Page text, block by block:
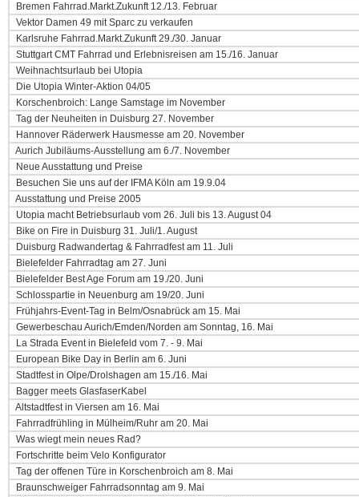
Bremen Fahrrad.Markt.Zukunft 12./13. Februar
Vektor Damen 49 mit Sparc zu verkaufen
Karlsruhe Fahrrad.Markt.Zukunft 29./30. Januar
Stuttgart CMT Fahrrad und Erlebnisreisen am 15./16. Januar
Weihnachtsurlaub bei Utopia
Die Utopia Winter-Aktion 04/05
Korschenbroich: Lange Samstage im November
Tag der Neuheiten in Duisburg 27. November
Hannover Räderwerk Hausmesse am 20. November
Aurich Jubiläums-Ausstellung am 6./7. November
Neue Ausstattung und Preise
Besuchen Sie uns auf der IFMA Köln am 19.9.04
Ausstattung und Preise 2005
Utopia macht Betriebsurlaub vom 26. Juli bis 13. August 04
Bike on Fire in Duisburg 31. Juli/1. August
Duisburg Radwandertag & Fahrradfest am 11. Juli
Bielefelder Fahrradtag am 27. Juni
Bielefelder Best Age Forum am 19./20. Juni
Schlosspartie in Neuenburg am 19/20. Juni
Frühjahrs-Event-Tag in Belm/Osnabrück am 15. Mai
Gewerbeschau Aurich/Emden/Norden am Sonntag, 16. Mai
La Strada Event in Bielefeld vom 7. - 9. Mai
European Bike Day in Berlin am 6. Juni
Stadtfest in Olpe/Drolshagen am 15./16. Mai
Bagger meets GlasfaserKabel
Altstadtfest in Viersen am 16. Mai
Fahrradfrühling in Mülheim/Ruhr am 20. Mai
Was wiegt mein neues Rad?
Fortschritte beim Velo Konfigurator
Tag der offenen Türe in Korschenbroich am 8. Mai
Braunschweiger Fahrradsonntag am 9. Mai